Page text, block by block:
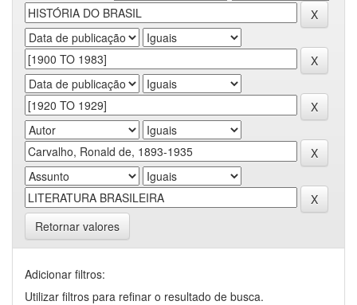
Retornar valores
Adicionar filtros:
Utilizar filtros para refinar o resultado de busca.